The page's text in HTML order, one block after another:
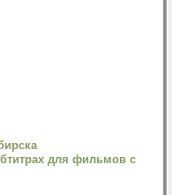
для фильмов с